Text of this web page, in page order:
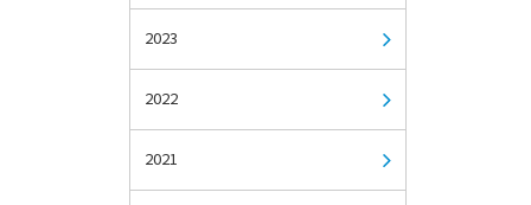
2023
2022
2021